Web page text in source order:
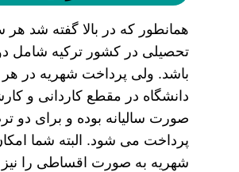
همانطور که در بالا گفته شد هر
تحصیلی در کشور ترکیه شامل
باشد. ولی پرداخت شهریه در هر
دانشگاه در مقطع کاردانی و
صورت سالیانه بوده و برای دو
پرداخت می شود. البته شما
شهریه به صورت اقساطی را نیز